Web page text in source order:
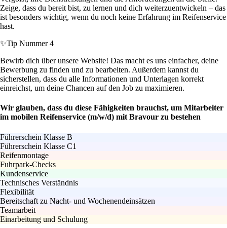
Zeige, dass du bereit bist, zu lernen und dich weiterzuentwickeln – das
ist besonders wichtig, wenn du noch keine Erfahrung im Reifenservice
hast.
✨Tip Nummer 4
Bewirb dich über unsere Website! Das macht es uns einfacher, deine
Bewerbung zu finden und zu bearbeiten. Außerdem kannst du
sicherstellen, dass du alle Informationen und Unterlagen korrekt
einreichst, um deine Chancen auf den Job zu maximieren.
Wir glauben, dass du diese Fähigkeiten brauchst, um Mitarbeiter
im mobilen Reifenservice (m/w/d) mit Bravour zu bestehen
Führerschein Klasse B
Führerschein Klasse C1
Reifenmontage
Fuhrpark-Checks
Kundenservice
Technisches Verständnis
Flexibilität
Bereitschaft zu Nacht- und Wochenendeinsätzen
Teamarbeit
Einarbeitung und Schulung